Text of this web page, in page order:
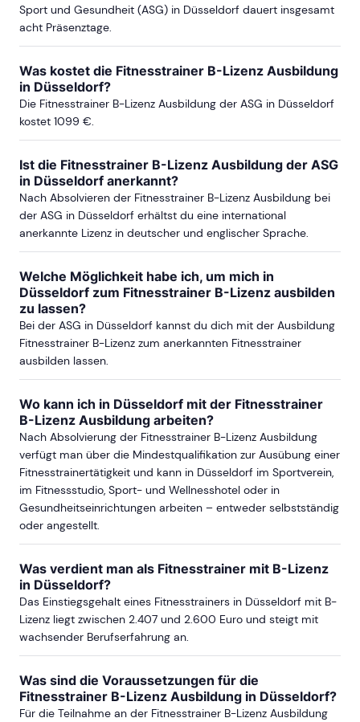
Sport und Gesundheit (ASG) in Düsseldorf dauert insgesamt
acht Präsenztage.
Was kostet die Fitnesstrainer B-Lizenz Ausbildung
in Düsseldorf?
Die Fitnesstrainer B-Lizenz Ausbildung der ASG in Düsseldorf
kostet 1099 €.
Ist die Fitnesstrainer B-Lizenz Ausbildung der ASG
in Düsseldorf anerkannt?
Nach Absolvieren der Fitnesstrainer B-Lizenz Ausbildung bei
der ASG in Düsseldorf erhältst du eine international
anerkannte Lizenz in deutscher und englischer Sprache.
Welche Möglichkeit habe ich, um mich in
Düsseldorf zum Fitnesstrainer B-Lizenz ausbilden
zu lassen?
Bei der ASG in Düsseldorf kannst du dich mit der Ausbildung
Fitnesstrainer B-Lizenz zum anerkannten Fitnesstrainer
ausbilden lassen.
Wo kann ich in Düsseldorf mit der Fitnesstrainer
B-Lizenz Ausbildung arbeiten?
Nach Absolvierung der Fitnesstrainer B-Lizenz Ausbildung
verfügt man über die Mindestqualifikation zur Ausübung einer
Fitnesstrainertätigkeit und kann in Düsseldorf im Sportverein,
im Fitnessstudio, Sport- und Wellnesshotel oder in
Gesundheitseinrichtungen arbeiten – entweder selbstständig
oder angestellt.
Was verdient man als Fitnesstrainer mit B-Lizenz
in Düsseldorf?
Das Einstiegsgehalt eines Fitnesstrainers in Düsseldorf mit B-
Lizenz liegt zwischen 2.407 und 2.600 Euro und steigt mit
wachsender Berufserfahrung an.
Was sind die Voraussetzungen für die
Fitnesstrainer B-Lizenz Ausbildung in Düsseldorf?
Für die Teilnahme an der Fitnesstrainer B-Lizenz Ausbildung